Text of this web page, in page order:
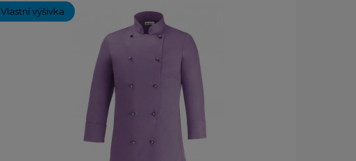
Vlastní výšivka